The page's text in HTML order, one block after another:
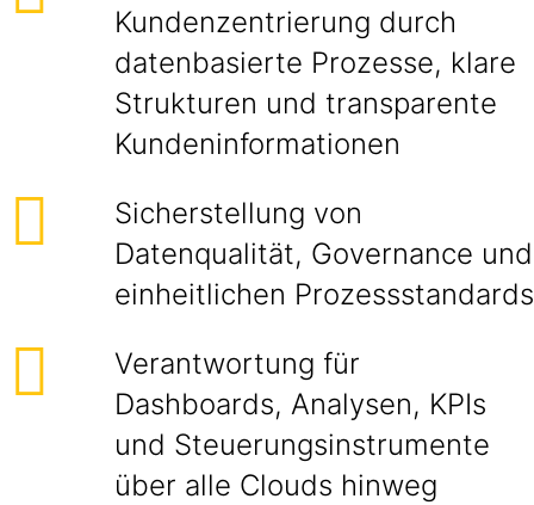
Kundenzentrierung durch
datenbasierte Prozesse, klare
Strukturen und transparente
Kundeninformationen
Sicherstellung von
Datenqualität, Governance und
einheitlichen Prozessstandards
Verantwortung für
Dashboards, Analysen, KPIs
und Steuerungsinstrumente
über alle Clouds hinweg